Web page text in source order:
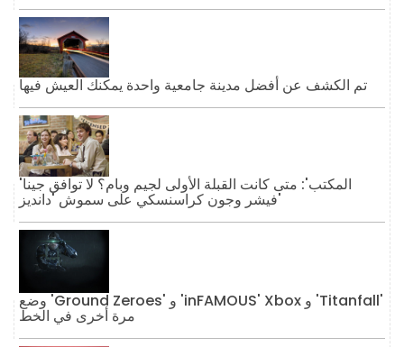
تم الكشف عن أفضل مدينة جامعية واحدة يمكنك العيش فيها
'المكتب': متى كانت القبلة الأولى لجيم وبام؟ لا توافق جينا
فيشر وجون كراسنسكي على سموش 'دانديز'
وضع 'Ground Zeroes' و 'inFAMOUS' Xbox و 'Titanfall'
مرة أخرى في الخط